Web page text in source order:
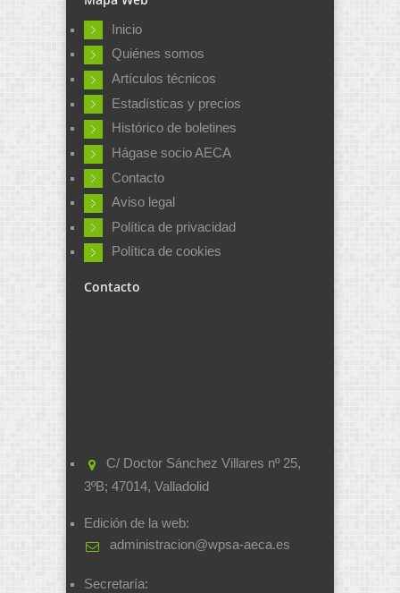
Inicio
Quiénes somos
Artículos técnicos
Estadísticas y precios
Histórico de boletines
Hágase socio AECA
Contacto
Aviso legal
Política de privacidad
Política de cookies
Contacto
C/ Doctor Sánchez Villares nº 25,
3ºB; 47014, Valladolid
Edición de la web:
administracion@wpsa-aeca.es
Secretaría: